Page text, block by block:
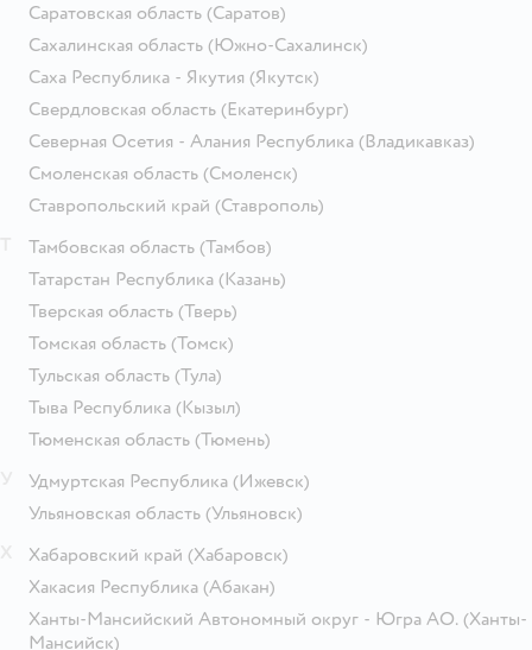
Саратовская область (Саратов)
Сахалинская область (Южно-Сахалинск)
Саха Республика - Якутия (Якутск)
Свердловская область (Екатеринбург)
Северная Осетия - Алания Республика (Владикавказ)
Смоленская область (Смоленск)
Ставропольский край (Ставрополь)
Тамбовская область (Тамбов)
Татарстан Республика (Казань)
Тверская область (Тверь)
Томская область (Томск)
Тульская область (Тула)
Тыва Республика (Кызыл)
Тюменская область (Тюмень)
Удмуртская Республика (Ижевск)
Ульяновская область (Ульяновск)
Хабаровский край (Хабаровск)
Хакасия Республика (Абакан)
Ханты-Мансийский Автономный округ - Югра АО. (Ханты-
Мансийск)